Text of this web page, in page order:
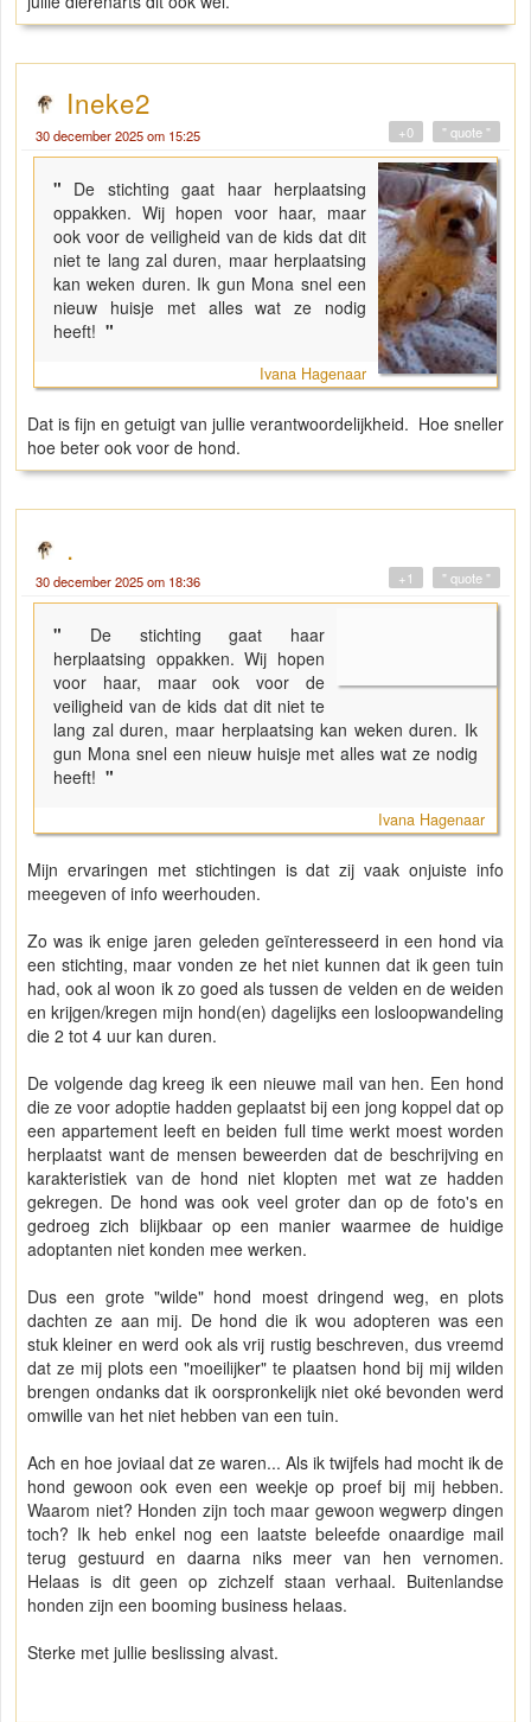
Ineke2
30 december 2025 om 15:25 " quote "
+0
" De stichting gaat haar herplaatsing
oppakken. Wij hopen voor haar, maar
ook voor de veiligheid van de kids dat dit
niet te lang zal duren, maar herplaatsing
kan weken duren. Ik gun Mona snel een
nieuw huisje met alles wat ze nodig
heeft! "
Ivana Hagenaar
Dat is fijn en getuigt van jullie verantwoordelijkheid. Hoe sneller
hoe beter ook voor de hond.
.
30 december 2025 om 18:36 " quote "
+1
" De stichting gaat haar
herplaatsing oppakken. Wij hopen
voor haar, maar ook voor de
veiligheid van de kids dat dit niet te
lang zal duren, maar herplaatsing kan weken duren. Ik
gun Mona snel een nieuw huisje met alles wat ze nodig
heeft! "
Ivana Hagenaar
Mijn ervaringen met stichtingen is dat zij vaak onjuiste info
meegeven of info weerhouden.
Zo was ik enige jaren geleden geïnteresseerd in een hond via
een stichting, maar vonden ze het niet kunnen dat ik geen tuin
had, ook al woon ik zo goed als tussen de velden en de weiden
en krijgen/kregen mijn hond(en) dagelijks een losloopwandeling
die 2 tot 4 uur kan duren.
De volgende dag kreeg ik een nieuwe mail van hen. Een hond
die ze voor adoptie hadden geplaatst bij een jong koppel dat op
een appartement leeft en beiden full time werkt moest worden
herplaatst want de mensen beweerden dat de beschrijving en
karakteristiek van de hond niet klopten met wat ze hadden
gekregen. De hond was ook veel groter dan op de foto's en
gedroeg zich blijkbaar op een manier waarmee de huidige
adoptanten niet konden mee werken.
Dus een grote "wilde" hond moest dringend weg, en plots
dachten ze aan mij. De hond die ik wou adopteren was een
stuk kleiner en werd ook als vrij rustig beschreven, dus vreemd
dat ze mij plots een "moeilijker" te plaatsen hond bij mij wilden
brengen ondanks dat ik oorspronkelijk niet oké bevonden werd
omwille van het niet hebben van een tuin.
Ach en hoe joviaal dat ze waren... Als ik twijfels had mocht ik de
hond gewoon ook even een weekje op proef bij mij hebben.
Waarom niet? Honden zijn toch maar gewoon wegwerp dingen
toch? Ik heb enkel nog een laatste beleefde onaardige mail
terug gestuurd en daarna niks meer van hen vernomen.
Helaas is dit geen op zichzelf staan verhaal. Buitenlandse
honden zijn een booming business helaas.
Sterke met jullie beslissing alvast.